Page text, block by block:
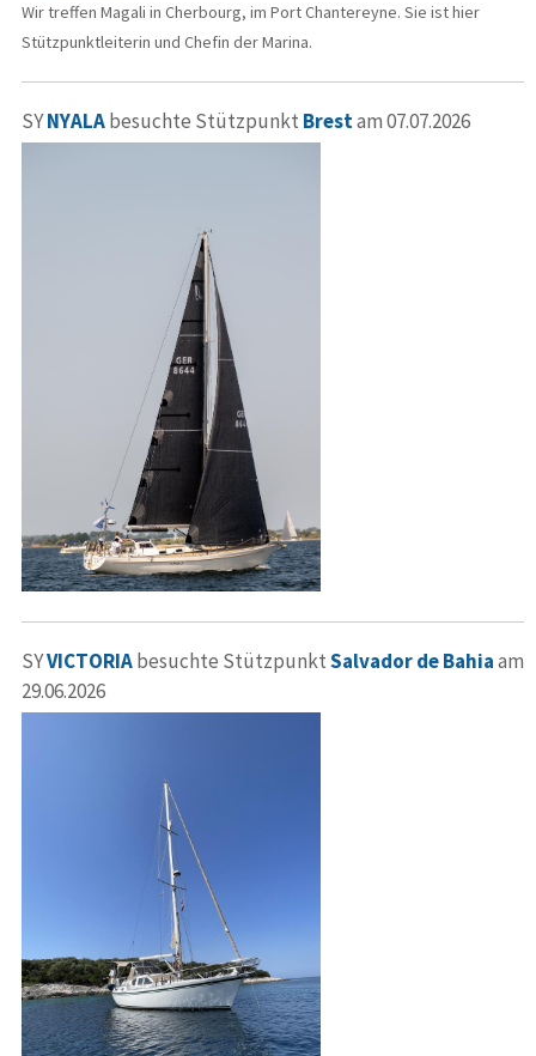
Wir treffen Magali in Cherbourg, im Port Chantereyne. Sie ist hier
Stützpunktleiterin und Chefin der Marina.
SYNYALAbesuchte Stützpunkt Brestam 07.07.2026
SYVICTORIAbesuchte StützpunktSalvador de Bahiaam
29.06.2026